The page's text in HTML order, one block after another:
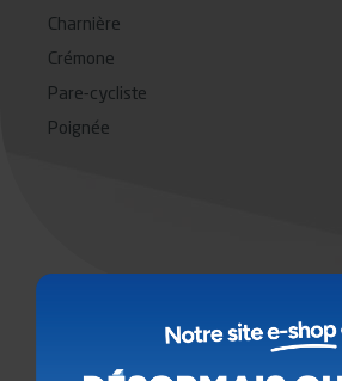
Charnière
Crémone
Pare-cycliste
Poignée